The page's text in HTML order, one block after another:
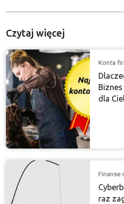
Czytaj więcej
Konta
dla
Finanse
raz